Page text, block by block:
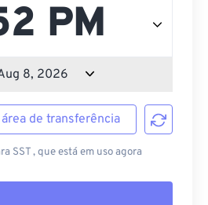
de transferência
SST , que está em uso agora